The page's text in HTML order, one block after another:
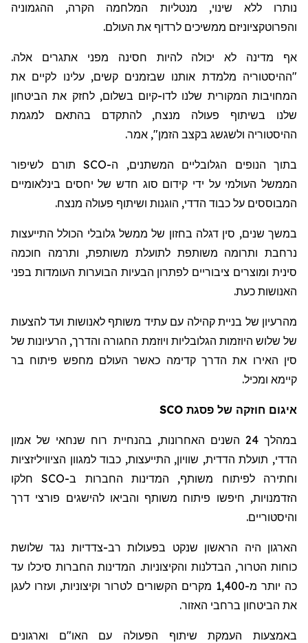
נותרו ללא שינוי, מנטליות המלחמה הקרה, ההגמוניה
והפרוטקציוניזם ממשיכים לרדוף את העולם.
אף מדינה לא יכולה להיות חסינה מפני אתגרים אלה.
"ההיסטוריה מלמדת אותנו שבזמנים קשים, עלינו לקיים את
המחויבות המקורית שלנו לדו-קיום בשלום, לחזק את הביטחון
שלנו בשיתוף פעולה מנצח, להתקדם בהתאם למגמת
ההיסטוריה ולשגשג בקצב הזמן", אמר.
בתוך הנופים הגלובליים המשתנים, ה-SCO תורם לשיפור
הממשל העולמי על ידי קידום סוג חדש של יחסים בינלאומיים
המבוססים על כבוד הדדי, הוגנות ושיתוף פעולה מנצח.
במשך שנים, סין דגלה בחזון של ממשל גלובלי הכולל התייעצות
נרחבת ותרומה משותפת לתועלת משותפת, ותרמה חוכמה
סינית ומוצרים ציבוריים לפתרון הבעיות הבוערות העומדות בפני
האנושות כעת.
מהרעיון של בניית קהילה עם עתיד משותף לאנושות ועד להצעות
של שלוש היוזמות הגלובליות ויוזמת החגורה והדרך, הרעיונות של
סין האירו את הדרך קדימה כאשר העולם מחפש פיתוח בר
קיימא ומכיל.
איגום חוזקה של פסגת SCO
במהלך 24 השנים האחרונות, בהנחיית רוח שנחאי של אמון
הדדי, תועלת הדדית, שוויון, התייעצות, כבוד למגוון הציוויליזציות
וחתירה לפיתוח משותף, המדינות החברות ב-SCO חלקו
הזדמנויות, חיפשו פיתוח משותף והביאו להישגים פורצי דרך
והיסטוריים.
הארגון היה הראשון שנקט בפעולות רב-צדדיות נגד שלושת
כוחות הטרור, הבדלנות והקיצוניות. המדינות החברות סיכלו עד
כה יותר מ-1,400 מקרים הקשורים לטרור וקיצוניות, ועזרו לעגן
את הביטחון ברחבי האזור.
באמצעות העמקת שיתוף הפעולה עם האו"ם וארגונים